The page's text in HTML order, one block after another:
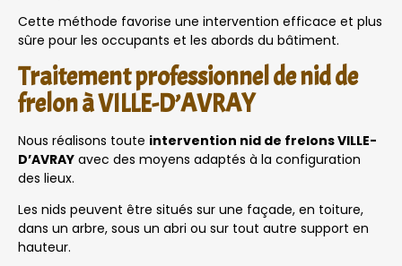
Cette méthode favorise une intervention efficace et plus
sûre pour les occupants et les abords du bâtiment.
Traitement professionnel de nid de
frelon à VILLE-D’AVRAY
Nous réalisons toute intervention nid de frelons VILLE-
D’AVRAY avec des moyens adaptés à la configuration
des lieux.
Les nids peuvent être situés sur une façade, en toiture,
dans un arbre, sous un abri ou sur tout autre support en
hauteur.